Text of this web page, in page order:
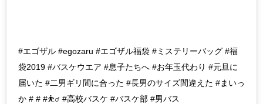
#エゴザル #egozaru #エゴザル福袋 #ミステリーバッグ #福
袋2019 #バスケウエア #息子たちへ #お年玉代わり #元旦に
届いた #二男ギリ間に合った #長男のサイズ間違えた #まいっ
か # # #⛹️‍♂️ #高校バスケ #バスケ部 #男バス